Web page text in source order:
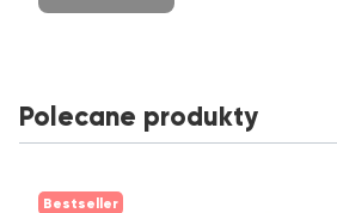
Polecane produkty
Bestseller